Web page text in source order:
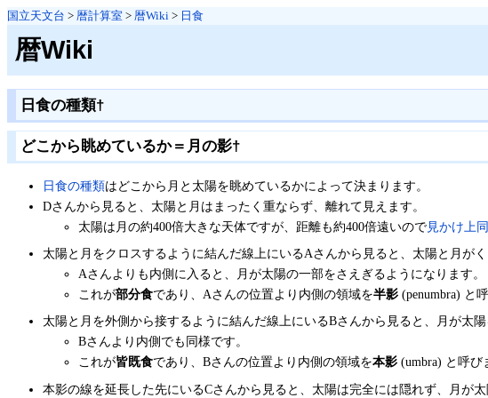
国立天文台 > 暦計算室 > 暦Wiki > 日食
暦Wiki
日食の種類†
どこから眺めているか＝月の影†
日食の種類はどこから月と太陽を眺めているかによって決まります。
Dさんから見ると、太陽と月はまったく重ならず、離れて見えます。
太陽は月の約400倍大きな天体ですが、距離も約400倍遠いので見かけ上
太陽と月をクロスするように結んだ線上にいるAさんから見ると、太陽と月がく
Aさんよりも内側に入ると、月が太陽の一部をさえぎるようになります。
これが部分食であり、Aさんの位置より内側の領域を半影 (penumbra) と
太陽と月を外側から接するように結んだ線上にいるBさんから見ると、月が太
Bさんより内側でも同様です。
これが皆既食であり、Bさんの位置より内側の領域を本影 (umbra) と呼び
本影の線を延長した先にいるCさんから見ると、太陽は完全には隠れず、月が